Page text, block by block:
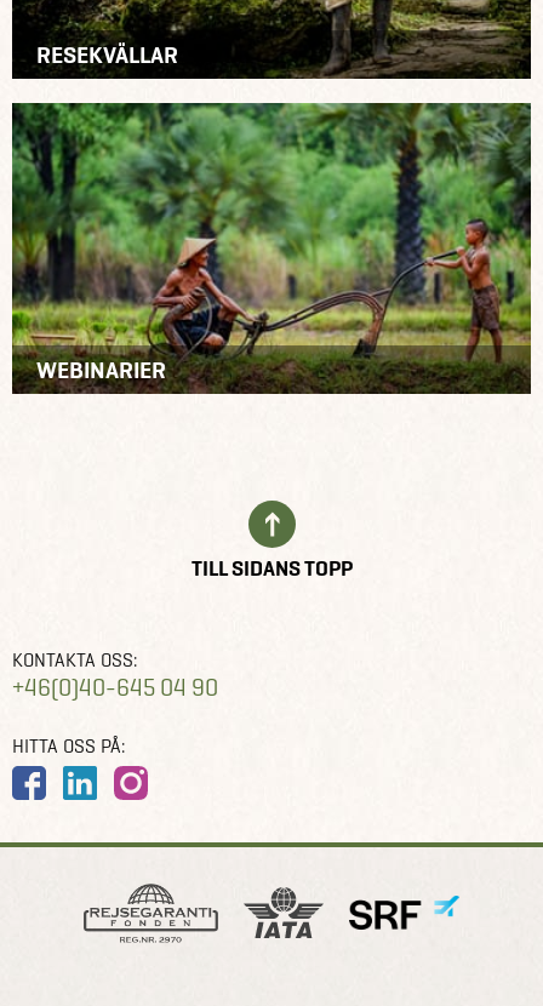
RESEKVÄLLAR
WEBINARIER
TILL SIDANS TOPP
KONTAKTA OSS:
+46(0)40-645 04 90
HITTA OSS PÅ: